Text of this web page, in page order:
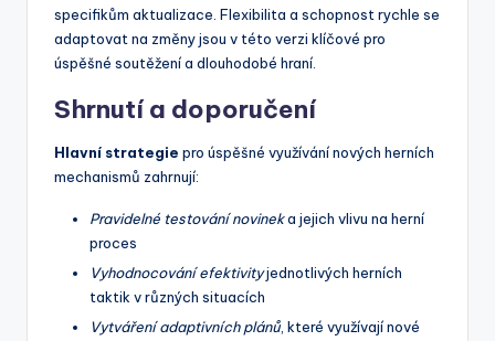
specifikům aktualizace. Flexibilita a schopnost rychle se
adaptovat na změny jsou v této verzi klíčové pro
úspěšné soutěžení a dlouhodobé hraní.
Shrnutí a doporučení
Hlavní strategie pro úspěšné využívání nových herních
mechanismů zahrnují:
Pravidelné testování novineka jejich vlivu na herní
proces
Vyhodnocování efektivityjednotlivých herních
taktik v různých situacích
Vytváření adaptivních plánů, které využívají nové